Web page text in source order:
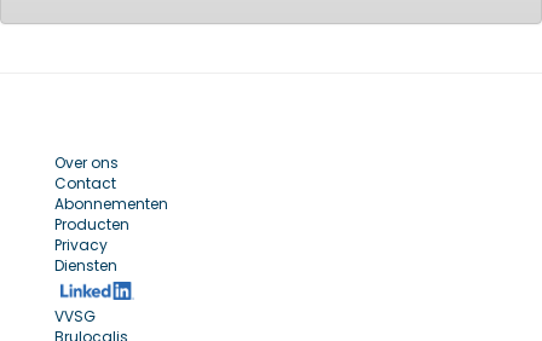
Over ons
Contact
Abonnementen
Producten
Privacy
Diensten
VVSG
Brulocalis